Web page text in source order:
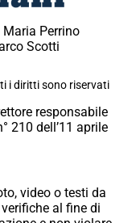
Perrino
Scotti
i diritti sono riservati
responsabile
210 dell’11 aprile
video o testi da
al fine di